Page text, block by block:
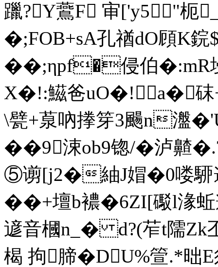
躐?Y鷰F 审['y5"
�;FOB+sA孔禉dO頋K鋎
��;ηpf�侵伯�:mR墁
X�!:鰦爸uO�!a�砞
\甓+葲吶搼笌3颺n
��9涑ob9锪/�泸齄
⑤谫[j2�紬J媢�0喽
��+壇b襛�6ZI[礟l湪蚯
遃音槶n_� d?(苲t隭Zk
楬 拘腣�DU%箮.*